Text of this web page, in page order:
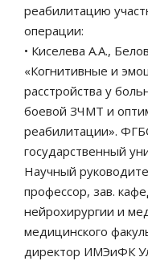
реабилитацию
операции:
• Киселева А.А.,
«Когнитивные и
расстройства у
боевой ЗЧМТ и
реабилитации».
государственный
Научный
профессор, зав.
нейрохирургии и
медицинского
директор ИМЭиФК